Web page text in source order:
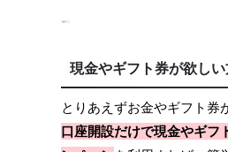
現金やギフト券が欲しい
とりあえずお金やギフト券
口座開設だけで現金やギフ